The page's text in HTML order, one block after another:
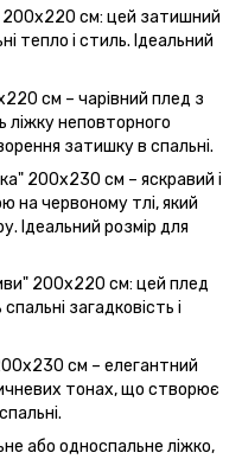
200x220 см: цей затишний
тепло і стиль. Ідеальний
см – чарівний плед з
ліжку неповторного
затишку в спальні.
200x230 см – яскравий і
на червоному тлі, який
Ідеальний розмір для
200x220 см: цей плед
загадковість і
см – елегантний
тонах, що створює
або односпальне ліжко,